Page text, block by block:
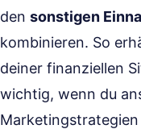
den sonstigen
kombinieren. So
deiner finanziellen
wichtig, wenn du